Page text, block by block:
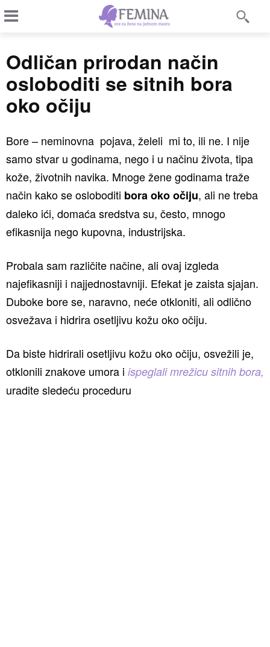
Odličan prirodan način
osloboditi se sitnih bora
oko očiju
Bore – neminovna pojava, želeli mi to, ili ne. I nije
samo stvar u godinama, nego i u načinu života, tipa
kože, životnih navika. Mnoge žene godinama traže
način kako se osloboditi bora oko očiju, ali ne treba
daleko ići, domaća sredstva su, često, mnogo
efikasnija nego kupovna, industrijska.
Probala sam različite načine, ali ovaj izgleda
najefikasniji i najjednostavniji. Efekat je zaista sjajan.
Duboke bore se, naravno, neće otkloniti, ali odlično
osvežava i hidrira osetljivu kožu oko očiju.
Da biste hidrirali osetljivu kožu oko očiju, osvežili je,
otklonili znakove umora i ispeglali mrežicu sitnih bora,
uradite sledeću proceduru